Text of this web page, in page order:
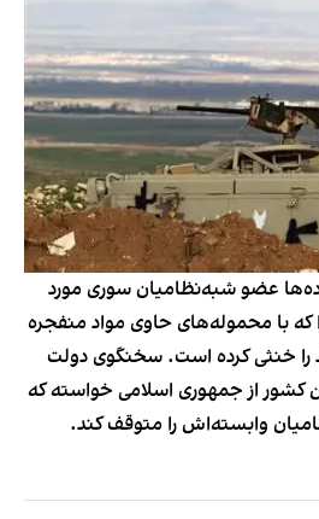
ده‌ها عضو شبه‌نظامیان سوری مورد
با محموله‌های حاوی مواد منفجره
را خنثی کرده است. سخنگوی دولت
کشور از جمهوری اسلامی خواسته که
وابسته‌اش را متوقف کند.